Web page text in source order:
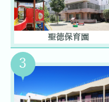
聖徳保育園
3